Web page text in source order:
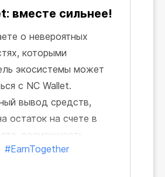
вместе сильнее!
о невероятных
которыми
экосистемы может
с NC Wallet.
вывод средств,
остаток на счете в
возможность
валюты по рыночному
в приложении... Теперь
#EarnTogether